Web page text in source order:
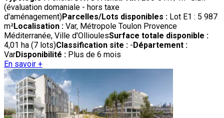
(évaluation domaniale - hors taxe
d'aménagement)Parcelles/Lots disponibles : Lot E1 : 5 987
m²Localisation : Var, Métropole Toulon Provence
Méditerranée, Ville d'OllioulesSurface totale disponible :
4,01 ha (7 lots)Classification site : - Département :
VarDisponibilité : Plus de 6 mois
En savoir +